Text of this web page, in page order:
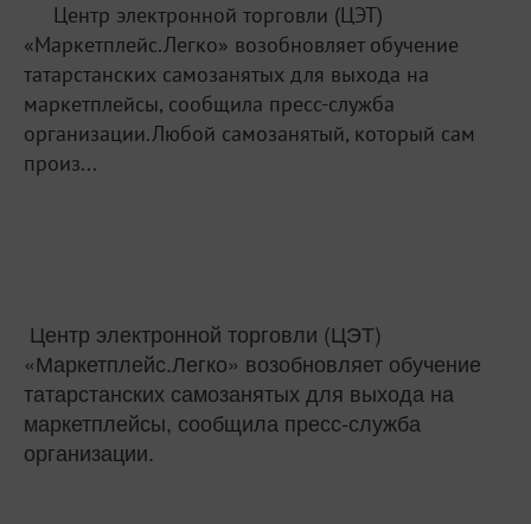
Центр электронной торговли (ЦЭТ)
«Маркетплейс.Легко» возобновляет обучение
татарстанских самозанятых для выхода на
маркетплейсы, сообщила пресс-служба
организации.Любой самозанятый, который сам
произ...
Центр электронной торговли (ЦЭТ)
«Маркетплейс.Легко» возобновляет обучение
татарстанских самозанятых для выхода на
маркетплейсы, сообщила пресс-служба
организации.